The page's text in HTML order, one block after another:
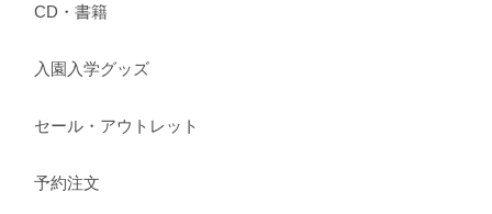
CD・書籍
入園入学グッズ
セール・アウトレット
予約注文